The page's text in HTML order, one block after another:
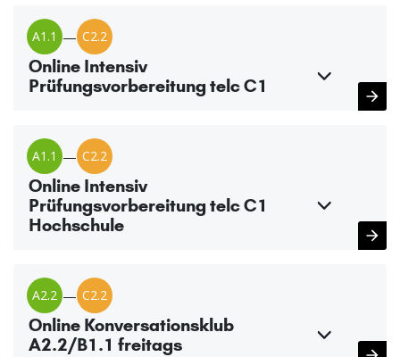
A1.1 — C2.2
Online Intensiv
Prüfungsvorbereitung telc C1
A1.1 — C2.2
Online Intensiv
Prüfungsvorbereitung telc C1
Hochschule
A2.2 — C2.2
Online Konversationsklub
A2.2/B1.1 freitags